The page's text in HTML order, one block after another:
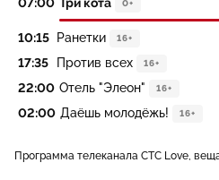
0+
10:15 Ранетки 16+
17:35 Против всех 16+
22:00 Отель "Элеон" 16+
02:00 Даёшь молодёжь! 16+
Программа телеканала СТС Love,